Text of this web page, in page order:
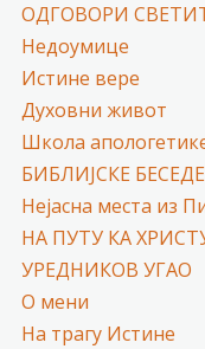
ОДГОВОРИ
Недоумице
Истине вере
Духовни живот
Школа
БИБЛИЈСКЕ БЕСЕДЕ
Нејасна места из
НА ПУТУ КА
УРЕДНИКОВ УГАО
О мени
На трагу Истине